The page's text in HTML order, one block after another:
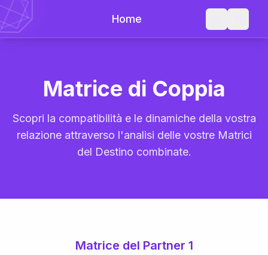
Home
Matrice di Coppia
Scopri la compatibilità e le dinamiche della vostra
relazione attraverso l'analisi delle vostre Matrici
del Destino combinate.
Matrice del Partner 1